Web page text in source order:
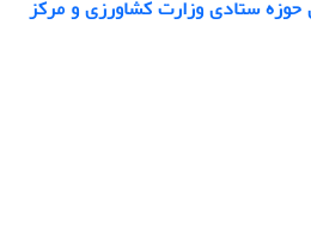
حوزه ستادی وزارت کشاورزی و مرکز